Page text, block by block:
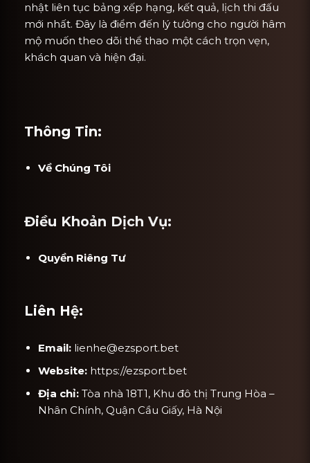
nhật liên tục bảng xếp hạng, kết quả, lịch thi đấu
mới nhất. Đây là điểm đến lý tưởng cho người hâm
mộ muốn theo dõi thể thao một cách trọn vẹn,
khách quan và hiện đại.
Thông Tin:
Về Chúng Tôi
Điều Khoản Dịch Vụ:
Quyền Riêng Tư
Liên Hệ:
Email: lienhe@ezsport.bet
Website: https://ezsport.bet
Địa chỉ: Tòa nhà 18T1, Khu đô thị Trung Hòa –
Nhân Chính, Quận Cầu Giấy, Hà Nội